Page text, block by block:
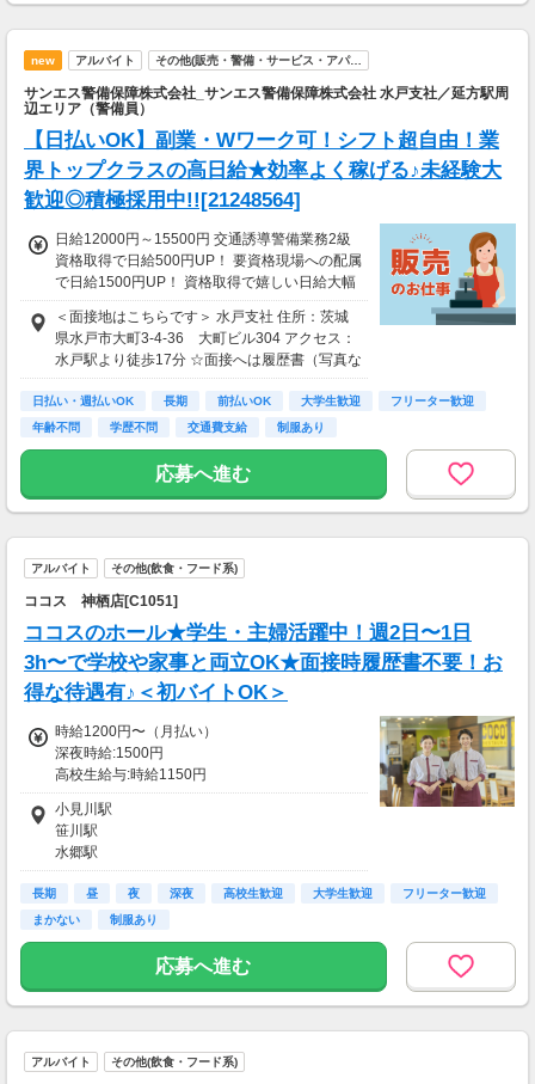
は対象外） └交通誘導2級以上の資格を所持さ
れている方は新任研修免除（現任研修はあり/6
h）
new アルバイト その他(販売・警備・サービス・アパ…
サンエス警備保障株式会社_サンエス警備保障株式会社 水戸支社／延方駅周
辺エリア（警備員）
【日払いOK】副業・Wワーク可！シフト超自由！業
界トップクラスの高日給★効率よく稼げる♪未経験大
歓迎◎積極採用中!![21248564]
日給12000円～15500円 交通誘導警備業務2級
資格取得で日給500円UP！ 要資格現場への配属
で日給1500円UP！ 資格取得で嬉しい日給大幅
UP☆ ＜サンエス警備保障特別給付金＞ 交通誘
導2級または指導教育責任者の資格をお持ちの
方には10万円を特別給付金としてプレゼント！
※30勤務で3万円、60勤務で7万円 ※規定あり
金をおろせる！ 仕事が終わってから給料をもら
いに行く手間は不要♪ ＜研修あり＞ ・資格なし
未経験者：研修20H 26250円 ※規定あり ・経
験1年以上（直近3年以内）：研修7H ※規定
あり └合計60000円支給（特別給付金の支給者
は対象外） └交通誘導2級以上の資格を所持さ
れている方は新任研修免除（現任研修はあり/6
h）
＜面接地はこちらです＞ 水戸支社 住所：茨城
県水戸市大町3-4-36 大町ビル304 アクセス：
水戸駅より徒歩17分 ☆面接へは履歴書（写真な
しでOK）をご持参ください。
日払い・週払いOK 長期 前払いOK 大学生歓迎
フリーター歓迎
年齢不問
学歴不問 交通費支給 制服あり
応募へ進む
アルバイト その他(飲食・フード系)
ココス 神栖店[C1051]
ココスのホール★学生・主婦活躍中！週2日〜1日
3h〜で学校や家事と両立OK★面接時履歴書不要！お
得な待遇有♪＜初バイトOK＞
時給1200円〜（月払い）
深夜時給:1500円
高校生給与:時給1150円
土日祝：時給100円UP、早朝手当(5:00〜8:00
迄):時給200円UP
■交通費
交通費一部支給
小見川駅
笹川駅
水郷駅
鹿島神宮駅
延方駅
長期 昼 夜 深夜 高校生歓迎 大学生歓迎
フリーター歓迎
まかない
制服あり
応募へ進む
アルバイト その他(飲食・フード系)